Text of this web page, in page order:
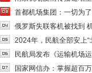
首都机场集团：一切为
俄罗斯失联客机被找到
2024年，民航全部安上“
民航局发布《运输机场
国家网信办：掌握超百